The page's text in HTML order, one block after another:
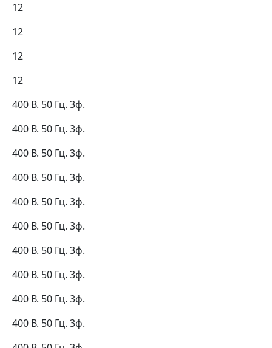
12
12
12
12
400 В. 50 Гц. 3ф.
400 В. 50 Гц. 3ф.
400 В. 50 Гц. 3ф.
400 В. 50 Гц. 3ф.
400 В. 50 Гц. 3ф.
400 В. 50 Гц. 3ф.
400 В. 50 Гц. 3ф.
400 В. 50 Гц. 3ф.
400 В. 50 Гц. 3ф.
400 В. 50 Гц. 3ф.